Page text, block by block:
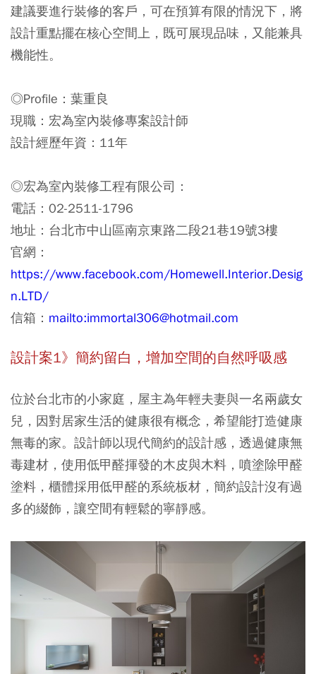
建議要進行裝修的客戶，可在預算有限的情況下，將
設計重點擺在核心空間上，既可展現品味，又能兼具
機能性。
◎Profile：葉重良
現職：宏為室內裝修專案設計師
設計經歷年資：11年
◎宏為室內裝修工程有限公司：
電話：02-2511-1796
地址：台北市中山區南京東路二段21巷19號3樓
官網：
https://www.facebook.com/Homewell.Interior.Desig
n.LTD/
信箱： mailto:immortal306@hotmail.com
設計案1》簡約留白，增加空間的自然呼吸感
位於台北市的小家庭，屋主為年輕夫妻與一名兩歲女
兒，因對居家生活的健康很有概念，希望能打造健康
無毒的家。設計師以現代簡約的設計感，透過健康無
毒建材，使用低甲醛揮發的木皮與木料，噴塗除甲醛
塗料，櫃體採用低甲醛的系統板材，簡約設計沒有過
多的綴飾，讓空間有輕鬆的寧靜感。